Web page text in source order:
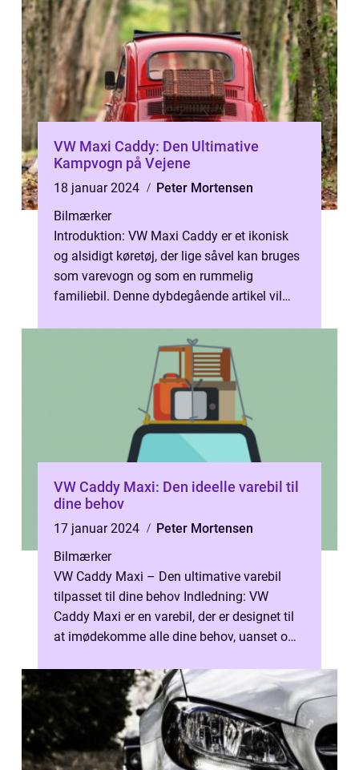
VW Maxi Caddy: Den Ultimative
Kampvogn på Vejene
18 januar 2024
Peter Mortensen
Bilmærker
Introduktion: VW Maxi Caddy er et ikonisk
og alsidigt køretøj, der lige såvel kan bruges
som varevogn og som en rummelig
familiebil. Denne dybdegående artikel vil
VW Caddy Maxi: Den ideelle varebil til
dine behov
17 januar 2024
Peter Mortensen
Bilmærker
VW Caddy Maxi – Den ultimative varebil
tilpasset til dine behov Indledning: VW
Caddy Maxi er en varebil, der er designet til
at imødekomme alle dine behov, uanset om